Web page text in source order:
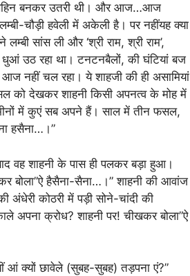
दुलहिन बनकर उतरी थी। और आज…आज
चौड़ी हवेली में अकेली है। पर नहींयह क्या
सांस ली और ‘श्री राम, श्री राम’,
उठ रहा था। टनटनबैलों, की घंटियां बज
नहीं चल रहा। ये शाहजी की ही असामियां
को देखकर शाहनी किसी अपनत्व के मोह में
में कुएं सब अपने हैं। साल में तीन फसल,
हसैना…।”
वह शाहनी के पास ही पलकर बड़ा हुआ।
बोला”ऐ हैसैना-सैना…।” शाहनी की आवांज
अंधेरी कोठरी में पड़ी सोने-चांदी की
अपना क्रोध? शाहनी पर! चीखकर बोला”ऐ
आं क्यों छावेले (सुबह-सुबह) तड़पना एं?”